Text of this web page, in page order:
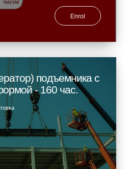
Enrol
подъемника с
- 160 час.